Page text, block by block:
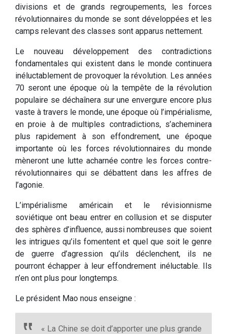
divisions et de grands regroupements, les forces
révolutionnaires du monde se sont développées et les
camps relevant des classes sont apparus nettement.
Le nouveau développement des contradictions
fondamentales qui existent dans le monde continuera
inéluctablement de provoquer la révolution. Les années
70 seront une époque où la tempête de la révolution
populaire se déchaînera sur une envergure encore plus
vaste à travers le monde, une époque où l’impérialisme,
en proie à de multiples contradictions, s’acheminera
plus rapidement à son effondrement, une époque
importante où les forces révolutionnaires du monde
mèneront une lutte acharnée contre les forces contre-
révolutionnaires qui se débattent dans les affres de
l’agonie.
L’impérialisme américain et le révisionnisme
soviétique ont beau entrer en collusion et se disputer
des sphères d’influence, aussi nombreuses que soient
les intrigues qu’ils fomentent et quel que soit le genre
de guerre d’agression qu’ils déclenchent, ils ne
pourront échapper à leur effondrement inéluctable. Ils
n’en ont plus pour longtemps.
Le président Mao nous enseigne :
« La Chine se doit d’apporter une plus grande